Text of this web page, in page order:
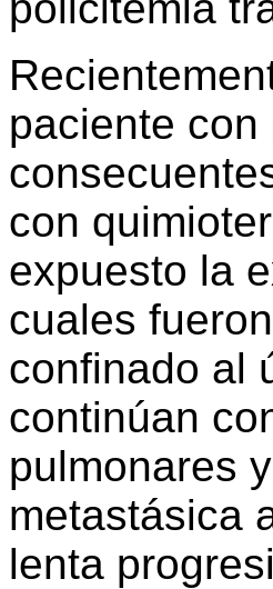
paciente
con
expuesto la
cuales
confinado al
continúan
pulmonares
metastásica
lenta